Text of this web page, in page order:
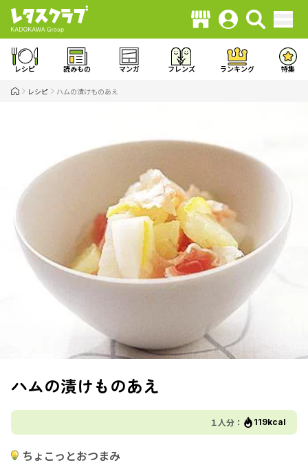
レシピ 読みもの マンガ フレンズ ランキング 特集
レシピ ハムの漬けものあえ
ハムの漬けものあえ
１人分： 119kcal
ちょこっとおつまみ